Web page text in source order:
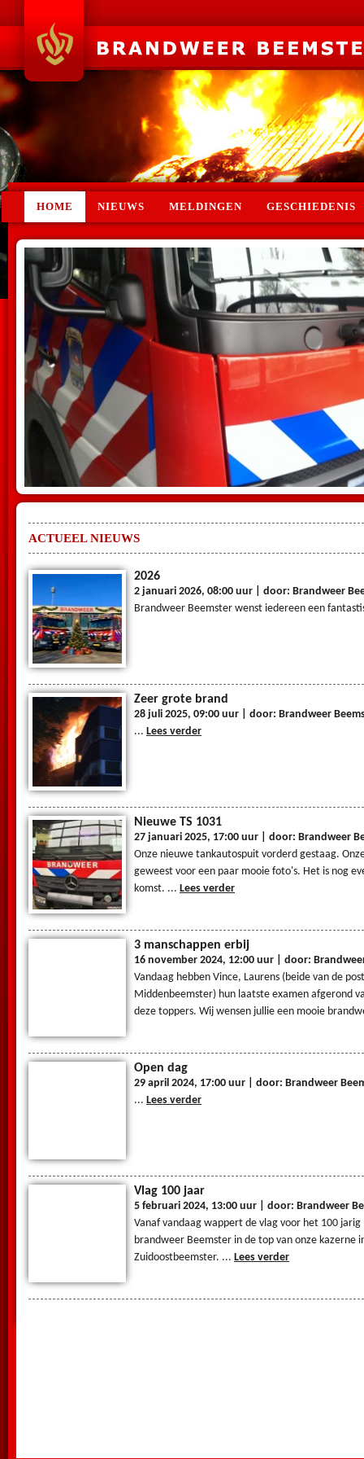
HOME NIEUWS MELDINGEN GESCHIEDENIS
ACTUEEL NIEUWS
2026
2 januari 2026, 08:00 uur | door: Brandweer
Brandweer Beemster wenst iedereen een
Zeer grote brand
28 juli 2025, 09:00 uur | door: Brandweer
... Lees verder
Nieuwe TS 1031
27 januari 2025, 17:00 uur | door: Brandweer
Onze nieuwe tankautospuit vorderd gestaag.
geweest voor een paar mooie foto's. Het is nog
komst. ... Lees verder
3 manschappen erbij
16 november 2024, 12:00 uur | door:
Vandaag hebben Vince, Laurens (beide van de
Middenbeemster) hun laatste examen afgerond
deze toppers. Wij wensen jullie een mooie
Open dag
29 april 2024, 17:00 uur | door: Brandweer
... Lees verder
Vlag 100 jaar
5 februari 2024, 13:00 uur | door: Brandweer
Vanaf vandaag wappert de vlag voor het 100
brandweer Beemster in de top van onze kazerne
Zuidoostbeemster. ... Lees verder